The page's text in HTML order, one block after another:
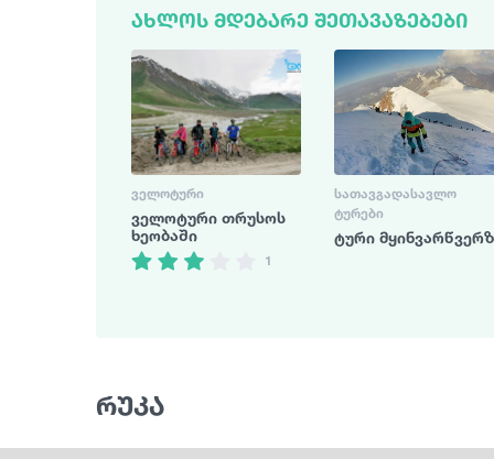
ᲐᲮᲚᲝᲡ ᲛᲓᲔᲑᲐᲠᲔ ᲨᲔᲗᲐᲕᲐᲖᲔᲑᲔᲑᲘ
ᲕᲔᲚᲝᲢᲣᲠᲘ
ველოტური თრუსოს
ხეობაში
1
ᲡᲐᲗᲐᲕᲒᲐᲓᲐᲡᲐᲕᲚᲝ
ᲢᲣᲠᲔᲑᲘ
ტური
რუკა